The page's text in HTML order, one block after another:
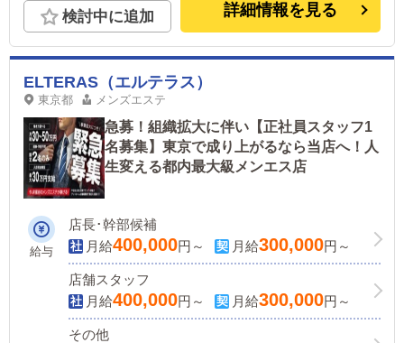
検討中に追加 詳細情報を見る
ELTERAS（エルテラス）
東京都 メンズエステ
急募！組織拡大に伴い【正社員スタッフ1
名募集】東京で成り上がるなら当店へ！人
生変える都内最大級メンエス店
給与
店長･幹部候補
月給400,000円～ 月給300,000円～
店舗スタッフ
月給400,000円～ 月給300,000円～
その他